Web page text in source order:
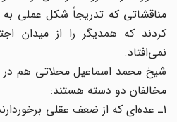
مناقشاتی که تدریجاً شکل عملی
کردند که همدیگر را از میدان
نمی‌افتاد.
شیخ محمد اسماعیل محلاتی هم در
مخالفان دو دسته هستند:
1ـ عده‌ای که از ضعف عقلی